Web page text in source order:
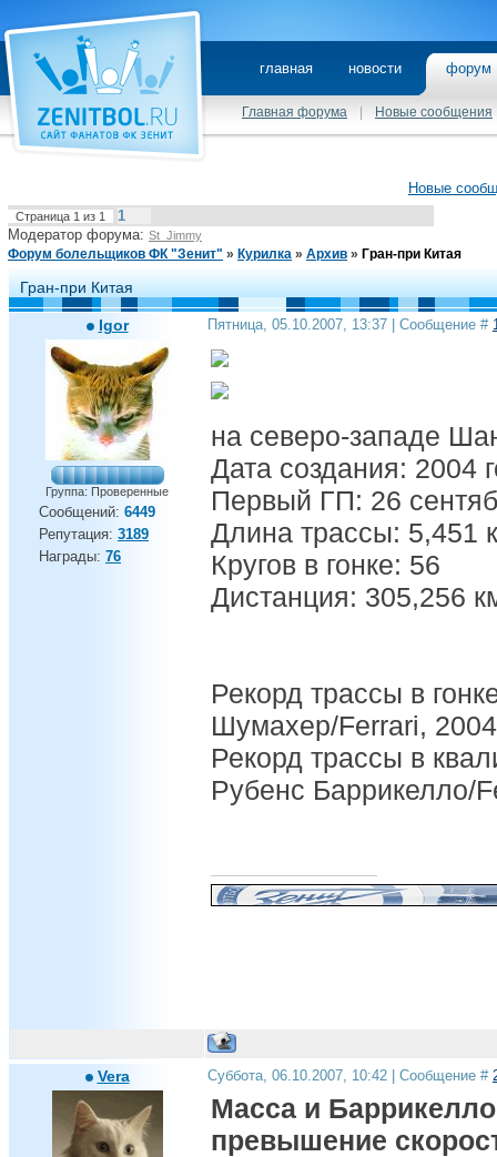
главная новости
Главная форума Новые сообщения
Новые
Страница 1 из 1
1
Модератор форума: St_Jimmy
Форум болельщиков ФК "Зенит" » Курилка » Архив » Гран-при Китая
Гран-при Китая
Igor
Группа: Проверенные
Сообщений: 6449
Репутация: 3189
Награды: 76
Пятница, 05.10.2007, 13:37 | Сообщение #
на северо-западе
Дата создания: 2004
Первый ГП: 26
Длина трассы: 5,451
Кругов в гонке: 56
Дистанция: 305,256
Рекорд трассы в
Шумахер/Ferrari, 2004
Рекорд трассы в
Рубенс Баррикелло/
Vera Суббота, 06.10.2007, 10:42 | Сообщение #
Масса и
превышение